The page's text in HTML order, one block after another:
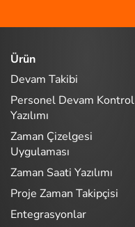
Ürün
Devam Takibi
Personel Devam Kontrol
Yazılımı
Zaman Çizelgesi
Uygulaması
Zaman Saati Yazılımı
Proje Zaman Takipçisi
Entegrasyonlar